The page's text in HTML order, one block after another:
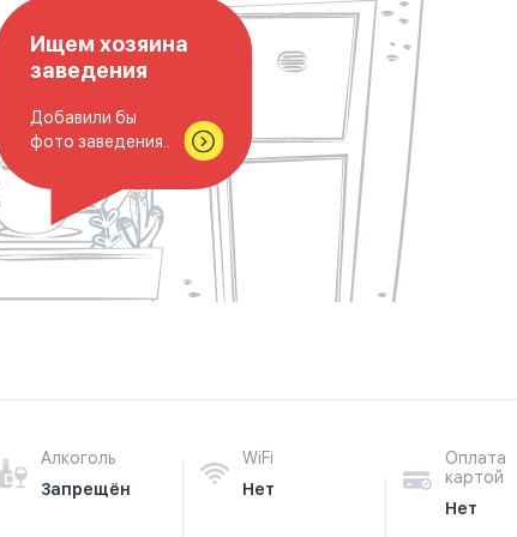
Ищем хозяина
заведения
Добавили бы
фото заведения..
Алкоголь
Запрещён
WiFi
Нет
Оплата
картой
Нет